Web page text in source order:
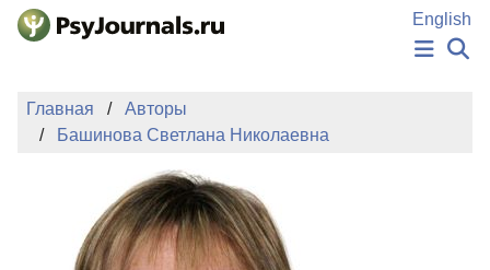
Перейти к основному содержанию
English
ИЗДАНИЯ
ПОДАТЬ РУКОПИСЬ
БАЗА ЗНАНИЙ
КЛЮЧЕВЫЕ СЛОВА
Регистрация
Главная
Авторы
Башинова Светлана Николаевна